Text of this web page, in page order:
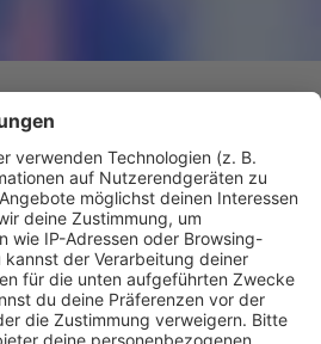
neu!
"$TARFACE" angekündigt.
Synth-Pop, Funk und R&B